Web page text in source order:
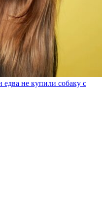
не купили собаку с